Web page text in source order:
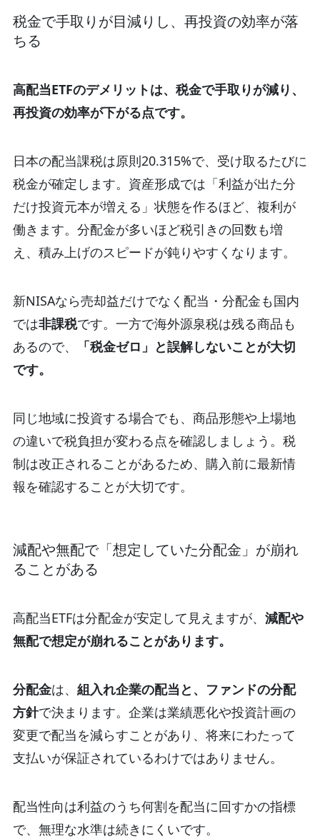
税金で手取りが目減りし、再投資の効率が落
ちる
高配当ETFのデメリットは、税金で手取りが減り、
再投資の効率が下がる点です。
日本の配当課税は原則20.315%で、受け取るたびに
税金が確定します。 資産形成では「利益が出た分
だけ投資元本が増える」状態を作るほど、複利が
働きます。 分配金が多いほど税引きの回数も増
え、積み上げのスピードが鈍りやすくなります。
新NISAなら売却益だけでなく配当・分配金も国内
では非課税です。 一方で海外源泉税は残る商品も
あるので、
「税金ゼロ」と誤解しないことが大切
です。
同じ地域に投資する場合でも、商品形態や上場地
の違いで税負担が変わる点を確認しましょう。税
制は改正されることがあるため、購入前に最新情
報を確認することが大切です。
減配や無配で「想定していた分配金」が崩れ
ることがある
高配当ETFは分配金が安定して見えますが、 減配や
無配で想定が崩れることがあります。
分配金は、 組入れ企業の配当と、ファンドの分配
方針で決まります。企業は業績悪化や投資計画の
変更で配当を減らすことがあり、将来にわたって
支払いが保証されているわけではありません。
配当性向は利益のうち何割を配当に回すかの指標
で、無理な水準は続きにくいです。